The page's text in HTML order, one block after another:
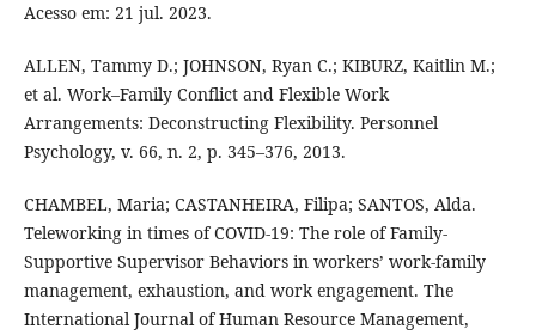
Acesso em: 21 jul. 2023.
ALLEN, Tammy D.; JOHNSON, Ryan C.; KIBURZ, Kaitlin M.;
et al. Work–Family Conflict and Flexible Work
Arrangements: Deconstructing Flexibility. Personnel
Psychology, v. 66, n. 2, p. 345–376, 2013.
CHAMBEL, Maria; CASTANHEIRA, Filipa; SANTOS, Alda.
Teleworking in times of COVID-19: The role of Family-
Supportive Supervisor Behaviors in workers’ work-family
management, exhaustion, and work engagement. The
International Journal of Human Resource Management,